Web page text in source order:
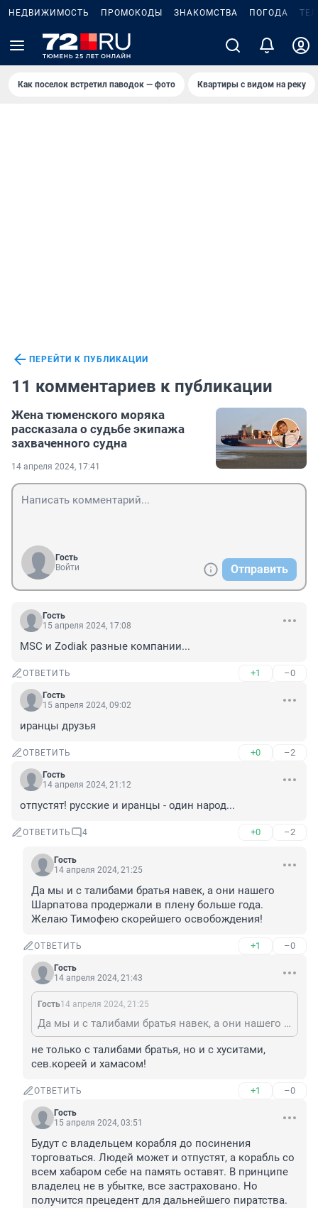
НЕДВИЖИМОСТЬ ПРОМОКОДЫ ЗНАКОМСТВА ПОГОДА
Как поселок встретил паводок — фото Квартиры с видом на реку
ПЕРЕЙТИ К ПУБЛИКАЦИИ
11 комментариев к публикации
Жена тюменского моряка
рассказала о судьбе экипажа
захваченного судна
14 апреля 2024, 17:41
Гость
Войти
Отправить
Гость
15 апреля 2024, 17:08
MSC и Zodiak разные компании...
ОТВЕТИТЬ +1 –0
Гость
15 апреля 2024, 09:02
иранцы друзья
ОТВЕТИТЬ +0 –2
Гость
14 апреля 2024, 21:12
отпустят! русские и иранцы - один народ...
ОТВЕТИТЬ 4 +0 –2
Гость
14 апреля 2024, 21:25
Да мы и с талибами братья навек, а они нашего
Шарпатова продержали в плену больше года.
Желаю Тимофею скорейшего освобождения!
ОТВЕТИТЬ +1 –0
Гость
14 апреля 2024, 21:43
Гость14 апреля 2024, 21:25
Да мы и с талибами братья навек, а они нашего Шарпатова продержали в плену больше года. Желаю Тимофею скорейшего освобождения!
не только с талибами братья, но и с хуситами,
сев.кореей и хамасом!
ОТВЕТИТЬ +1 –0
Гость
15 апреля 2024, 03:51
Будут с владельцем корабля до посинения
торговаться. Людей может и отпустят, а корабль со
всем хабаром себе на память оставят. В принципе
владелец не в убытке, все застраховано. Но
получится прецедент для дальнейшего пиратства.